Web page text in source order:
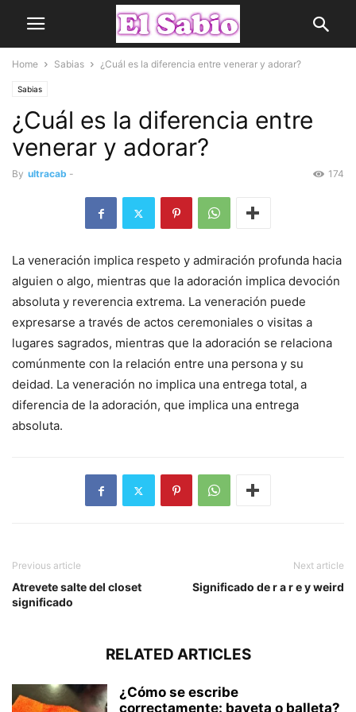
Home Sabias ¿Cuál es la diferencia entre venerar y adorar?
Sabias
¿Cuál es la diferencia entre
venerar y adorar?
By ultracab - 174
La veneración implica respeto y admiración profunda hacia
alguien o algo, mientras que la adoración implica devoción
absoluta y reverencia extrema. La veneración puede
expresarse a través de actos ceremoniales o visitas a
lugares sagrados, mientras que la adoración se relaciona
comúnmente con la relación entre una persona y su
deidad. La veneración no implica una entrega total, a
diferencia de la adoración, que implica una entrega
absoluta.
Previous article
Atrevete salte del closet
significado
Next article
Significado de r a r e y weird
RELATED ARTICLES
¿Cómo se escribe
correctamente: bayeta o balleta?